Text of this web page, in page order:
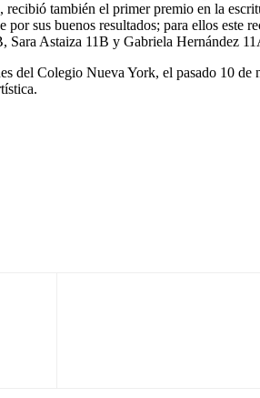
también el primer premio en la
sus buenos resultados; para ellos
Sara Astaiza 11B y Gabriela Hernández
del Colegio Nueva York, el pasado 10